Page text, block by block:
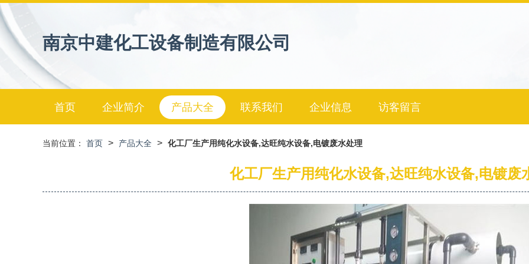
南京中建化工设备制造有限公司
首页 企业简介 产品大全 联系我们 企业信息 访客留言
当前位置： 首页 > 产品大全 > 化工厂生产用纯化水设备,达旺纯水设备,电镀废水处理
化工厂生产用纯化水设备,达旺纯水设备,电镀废